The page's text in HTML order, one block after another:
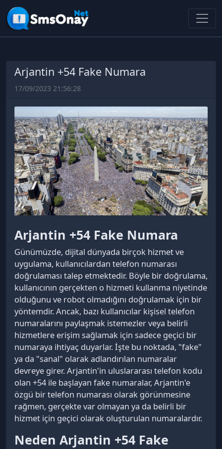
Arjantin +54 Fake Numara
17/09/2023 21:56:28
Arjantin +54 Fake Numara
Günümüzde, dijital dünyada birçok hizmet ve
uygulama, kullanıcılardan telefon numarası
doğrulaması talep etmektedir. Böyle bir doğrulama,
kullanıcının gerçekten o hizmeti kullanma niyetinde
olduğunu ve robot olmadığını doğrulamak için bir
yöntemdir. Ancak, bazı kullanıcılar kişisel telefon
numaralarını paylaşmak istemezler veya belirli
hizmetlere erişim sağlamak için sadece geçici bir
numaraya ihtiyaç duyarlar. İşte bu noktada, "fake"
ya da "sanal" olarak adlandırılan numaralar
devreye girer. Arjantin'in uluslararası telefon kodu
olan +54 ile başlayan fake numaralar, Arjantin'e
özgü bir telefon numarası olarak görünmesine
rağmen, gerçekte var olmayan ya da belirli bir
hizmet için geçici olarak oluşturulan numaralardır.
Neden Arjantin +54 Fake